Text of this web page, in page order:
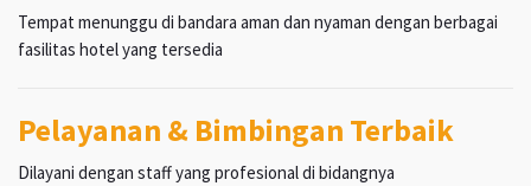
Tempat menunggu di bandara aman dan nyaman dengan berbagai
fasilitas hotel yang tersedia
Pelayanan & Bimbingan Terbaik
Dilayani dengan staff yang profesional di bidangnya